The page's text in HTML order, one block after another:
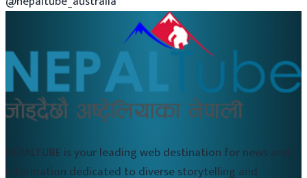
NEPALTUBE is your leading web destination for news and
information dedicated to diverse storytelling and